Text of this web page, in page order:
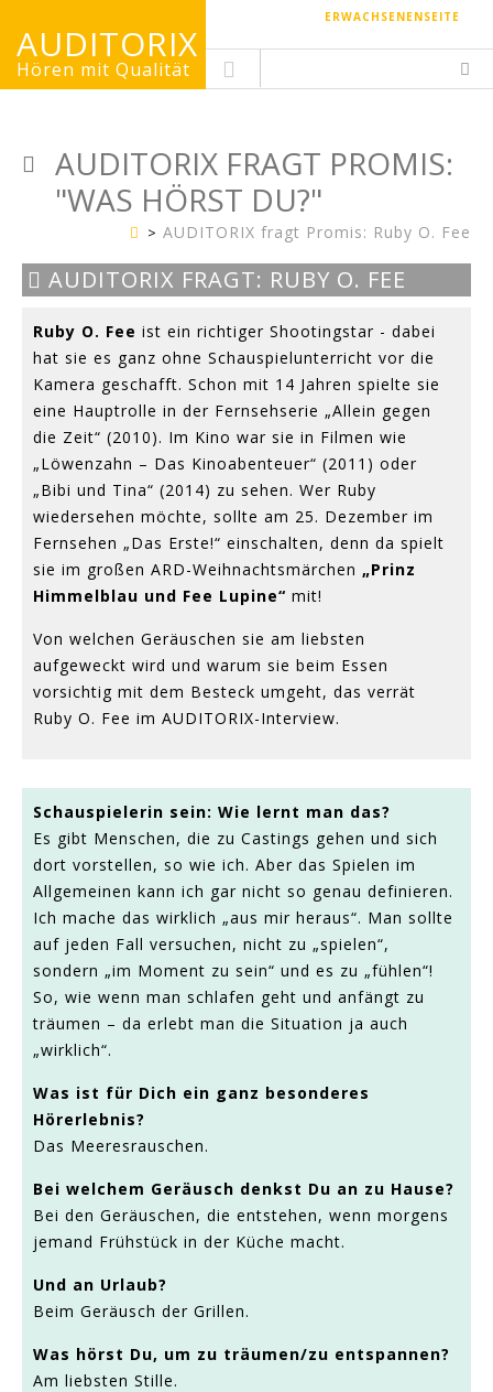
ERWACHSENENSEITE
AUDITORIX
Hören mit Qualität
AUDITORIX FRAGT PROMIS:
"WAS HÖRST DU?"
KinderseiteAUDITORIX fragt Promis: Ruby O. Fee
AUDITORIX FRAGT: RUBY O. FEE
Ruby O. Fee ist ein richtiger Shootingstar - dabei
hat sie es ganz ohne Schauspielunterricht vor die
Kamera geschafft. Schon mit 14 Jahren spielte sie
eine Hauptrolle in der Fernsehserie „Allein gegen
die Zeit“ (2010). Im Kino war sie in Filmen wie
„Löwenzahn – Das Kinoabenteuer“ (2011) oder
„Bibi und Tina“ (2014) zu sehen. Wer Ruby
wiedersehen möchte, sollte am 25. Dezember im
Fernsehen „Das Erste!“ einschalten, denn da spielt
sie im großen ARD-Weihnachtsmärchen „Prinz
Himmelblau und Fee Lupine“ mit!
Von welchen Geräuschen sie am liebsten
aufgeweckt wird und warum sie beim Essen
vorsichtig mit dem Besteck umgeht, das verrät
Ruby O. Fee im AUDITORIX-Interview.
Schauspielerin sein: Wie lernt man das?
Es gibt Menschen, die zu Castings gehen und sich
dort vorstellen, so wie ich. Aber das Spielen im
Allgemeinen kann ich gar nicht so genau definieren.
Ich mache das wirklich „aus mir heraus“. Man sollte
auf jeden Fall versuchen, nicht zu „spielen“,
sondern „im Moment zu sein“ und es zu „fühlen“!
So, wie wenn man schlafen geht und anfängt zu
träumen – da erlebt man die Situation ja auch
„wirklich“.
Was ist für Dich ein ganz besonderes
Hörerlebnis?
Das Meeresrauschen.
Bei welchem Geräusch denkst Du an zu Hause?
Bei den Geräuschen, die entstehen, wenn morgens
jemand Frühstück in der Küche macht.
Und an Urlaub?
Beim Geräusch der Grillen.
Was hörst Du, um zu träumen/zu entspannen?
Am liebsten Stille.